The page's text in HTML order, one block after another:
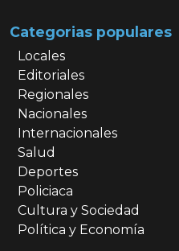
Categorias populares
Locales
Editoriales
Regionales
Nacionales
Internacionales
Salud
Deportes
Policiaca
Cultura y Sociedad
Política y Economía